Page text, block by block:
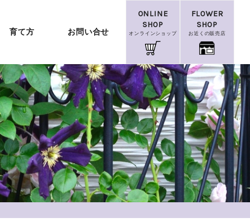
育て方 お問い合せ
ONLINE
SHOP
オンラインショップ
FLOWER
SHOP
お近くの販売店